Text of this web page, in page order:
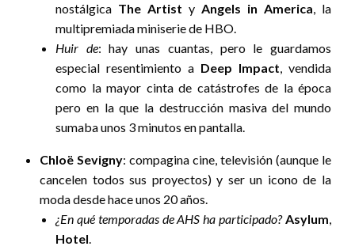
nostálgica The Artist y Angels in America, la
multipremiada miniserie de HBO.
Huir de: hay unas cuantas, pero le guardamos
especial resentimiento a Deep Impact, vendida
como la mayor cinta de catástrofes de la época
pero en la que la destrucción masiva del mundo
sumaba unos 3 minutos en pantalla.
Chloë Sevigny: compagina cine, televisión (aunque le
cancelen todos sus proyectos) y ser un icono de la
moda desde hace unos 20 años.
¿En qué temporadas de AHS ha participado? Asylum,
Hotel.